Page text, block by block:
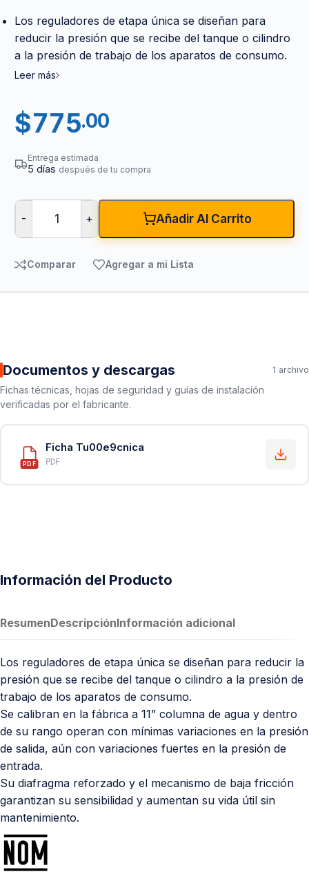
Los reguladores de etapa única se diseñan para
reducir la presión que se recibe del tanque o cilindro
a la presión de trabajo de los aparatos de consumo.
Leer más
$775.00
Entrega estimada
5 días después de tu compra
- + Añadir Al Carrito
Comparar Agregar a mi Lista
Documentos y descargas 1 archivo
Fichas técnicas, hojas de seguridad y guías de instalación
verificadas por el fabricante.
PDF
Ficha Tu00e9cnica
PDF
Información del Producto
ResumenDescripciónInformación adicional
Los reguladores de etapa única se diseñan para reducir la
presión que se recibe del tanque o cilindro a la presión de
trabajo de los aparatos de consumo.
Se calibran en la fábrica a 11” columna de agua y dentro
de su rango operan con mínimas variaciones en la presión
de salida, aún con variaciones fuertes en la presión de
entrada.
Su diafragma reforzado y el mecanismo de baja fricción
garantizan su sensibilidad y aumentan su vida útil sin
mantenimiento.